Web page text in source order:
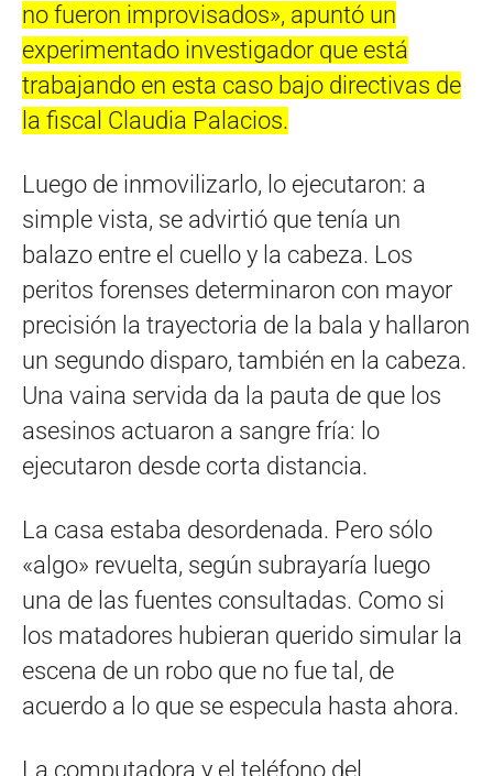
no fueron improvisados», apuntó un
experimentado investigador que está
trabajando en esta caso bajo directivas de
la fiscal Claudia Palacios.
Luego de inmovilizarlo, lo ejecutaron: a
simple vista, se advirtió que tenía un
balazo entre el cuello y la cabeza. Los
peritos forenses determinaron con mayor
precisión la trayectoria de la bala y hallaron
un segundo disparo, también en la cabeza.
Una vaina servida da la pauta de que los
asesinos actuaron a sangre fría: lo
ejecutaron desde corta distancia.
La casa estaba desordenada. Pero sólo
«algo» revuelta, según subrayaría luego
una de las fuentes consultadas. Como si
los matadores hubieran querido simular la
escena de un robo que no fue tal, de
acuerdo a lo que se especula hasta ahora.
La computadora y el teléfono del